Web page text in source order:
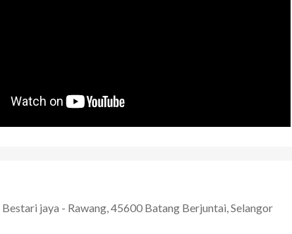
jaya - Rawang, 45600 Batang Berjuntai, Selangor